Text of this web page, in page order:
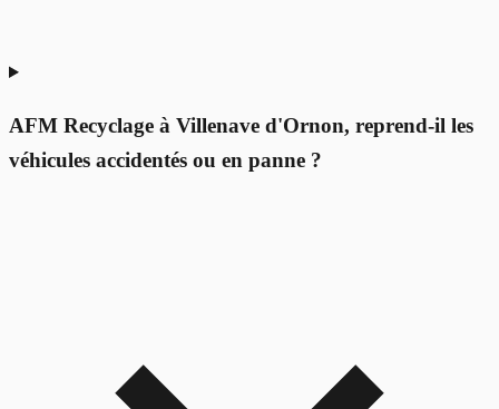
AFM Recyclage à Villenave d'Ornon, reprend-il les
véhicules accidentés ou en panne ?